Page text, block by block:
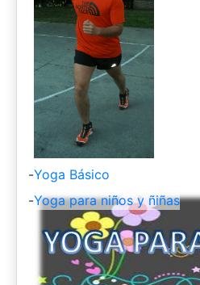
-Yoga Básico
-Yoga para niños y ñiñas